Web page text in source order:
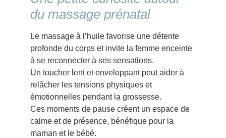
du massage prénatal
Le massage à l’huile favorise une détente
profonde du corps et invite la femme enceinte
à se reconnecter à ses sensations.
Un toucher lent et enveloppant peut aider à
relâcher les tensions physiques et
émotionnelles pendant la grossesse.
Ces moments de pause créent un espace de
calme et de présence, bénéfique pour la
maman et le bébé.